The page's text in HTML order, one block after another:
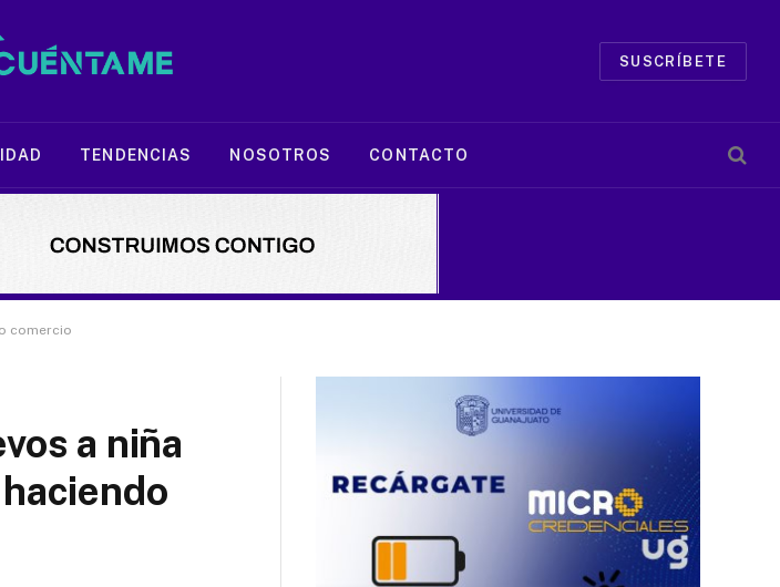
SUSCRÍBETE
TENDENCIAS NOSOTROS CONTACTO
comercio
a niña